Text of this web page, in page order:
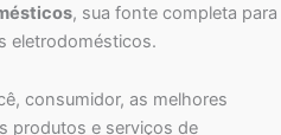
, sua fonte completa para
eletrodomésticos.
consumidor, as melhores
produtos e serviços de